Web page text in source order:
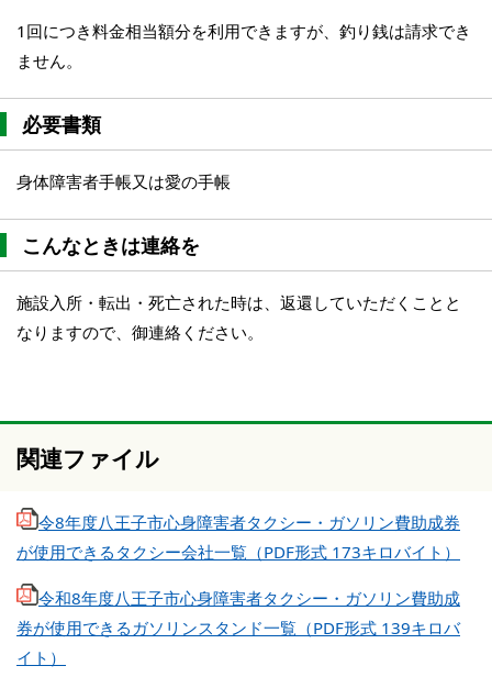
1回につき料金相当額分を利用できますが、釣り銭は請求でき
ません。
必要書類
身体障害者手帳又は愛の手帳
こんなときは連絡を
施設入所・転出・死亡された時は、返還していただくことと
なりますので、御連絡ください。
関連ファイル
令8年度八王子市心身障害者タクシー・ガソリン費助成券
が使用できるタクシー会社一覧（PDF形式 173キロバイト）
令和8年度八王子市心身障害者タクシー・ガソリン費助成
券が使用できるガソリンスタンド一覧（PDF形式 139キロバ
イト）